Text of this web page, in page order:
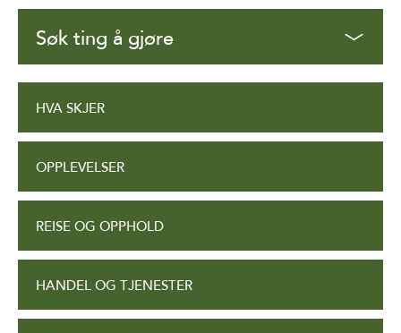
Søk ting å gjøre
HVA SKJER
OPPLEVELSER
REISE OG OPPHOLD
HANDEL OG TJENESTER